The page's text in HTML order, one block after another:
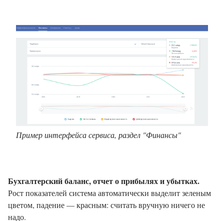
Пример интерфейса сервиса, раздел "Финансы"
Бухгалтерский баланс, отчет о прибылях и убытках.
Рост показателей система автоматически выделит зеленым
цветом, падение — красным: считать вручную ничего не
надо.